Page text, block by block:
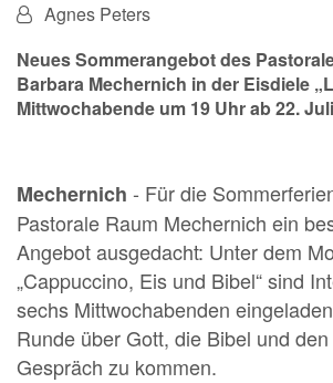
Von:Agnes Peters
Neues Sommerangebot des
Barbara Mechernich in der Eisdiele
Mittwochabende um 19 Uhr ab 22. Juli
Mechernich - Für die
Pastorale Raum Mechernich ein
Angebot ausgedacht: Unter dem
„Cappuccino, Eis und Bibel“ sind
sechs Mittwochabenden
Runde über Gott, die Bibel und
Gespräch zu kommen.